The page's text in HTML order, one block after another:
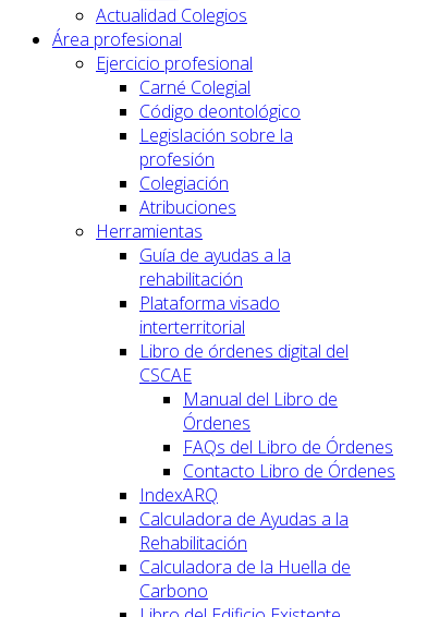
Actualidad Colegios
Área profesional
Ejercicio profesional
Carné Colegial
Código deontológico
Legislación sobre la
profesión
Colegiación
Atribuciones
Herramientas
Guía de ayudas a la
rehabilitación
Plataforma visado
interterritorial
Libro de órdenes digital del
CSCAE
Manual del Libro de
Órdenes
FAQs del Libro de Órdenes
Contacto Libro de Órdenes
IndexARQ
Calculadora de Ayudas a la
Rehabilitación
Calculadora de la Huella de
Carbono